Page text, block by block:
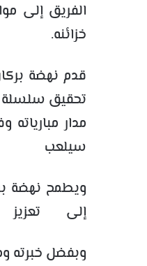
الفريق إلى
خزائنه.
قدم نهضة
تحقيق سلسلة
مدار
إلى
وبفضل خبرته